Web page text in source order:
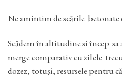
Ne amintim de scările betonate
Scădem în altitudine si încep sa
merge comparativ cu zilele
dozez, totuși, resursele pentru